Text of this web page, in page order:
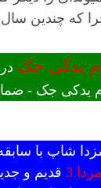
که چندین سال
یدکی جک
یدکی جک -
شاپ با
3
قدیم و